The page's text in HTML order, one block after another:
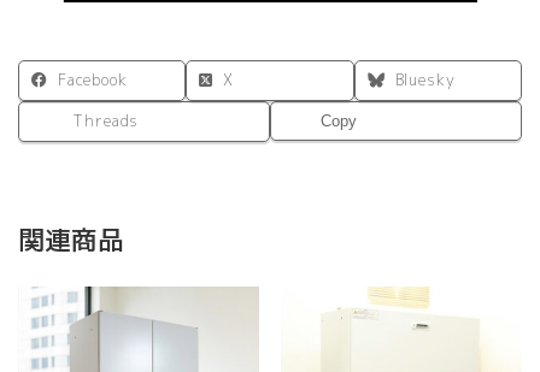
Facebook X
Bluesky
Threads
Copy
関連商品